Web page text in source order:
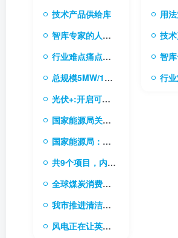
技术产品供给库
智库专家的人才库
行业难点痛点的需求库
总规模5MW/10MWh 内蒙古电网首个电网侧独立储能电站成功并网
光伏+:开启可持续能源的无限可能
国家能源局关于做好新能源消纳工作 保障新能源高质量发展的通知
国家能源局：稳步有序推进“双碳”目标是今后一个时期能源高质量发展的根本任务
共9个项目，内蒙古下发2024年新型储能专项行动实施项目清单
全球煤炭消费稳中求进，电力需求成关键驱动力
我市推进清洁能源和战略资源综合开发利用基地建设
风电正在让英国加速成为“清洁能源超级大国”
用法治
技
智库
行业难